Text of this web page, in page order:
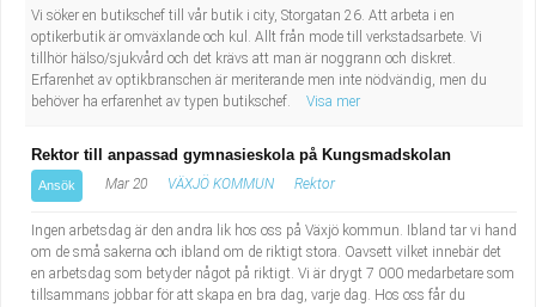
Vi söker en butikschef till vår butik i city, Storgatan 26. Att arbeta i en
optikerbutik är omväxlande och kul. Allt från mode till verkstadsarbete. Vi
tillhör hälso/sjukvård och det krävs att man är noggrann och diskret.
Erfarenhet av optikbranschen är meriterande men inte nödvändig, men du
behöver ha erfarenhet av typen butikschef.
Visa mer
Rektor till anpassad gymnasieskola på Kungsmadskolan
Ansök Mar 20 VÄXJÖ KOMMUN Rektor
Ingen arbetsdag är den andra lik hos oss på Växjö kommun. Ibland tar vi hand
om de små sakerna och ibland om de riktigt stora. Oavsett vilket innebär det
en arbetsdag som betyder något på riktigt. Vi är drygt 7 000 medarbetare som
tillsammans jobbar för att skapa en bra dag, varje dag. Hos oss får du